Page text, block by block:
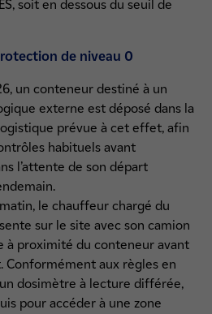
soit en dessous du seuil de
de niveau 0
un conteneur destiné à un
externe est déposé dans la
prévue à cet effet, afin
habituels avant
l’attente de son départ
le chauffeur chargé du
sur le site avec son camion
à proximité du conteneur avant
Conformément aux règles en
dosimètre à lecture différée,
pour accéder à une zone